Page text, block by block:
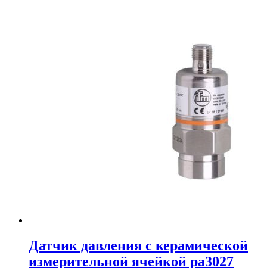
Датчик давления с керамической
измерительной ячейкой pa3027